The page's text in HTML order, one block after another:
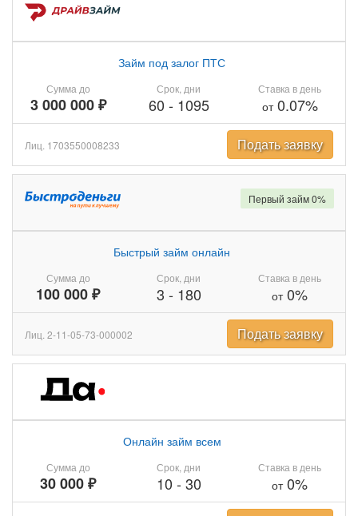
Сумма до
3 000 000 ₽
Займ под залог ПТС
Срок, дни
60 - 1095
Ставка в день
от0.07%
Лиц. 1703550008233 Подать заявку
Сумма до
100 000 ₽
Быстрый займ онлайн
Срок, дни
3 - 180
Ставка в день
от0%
Первый займ 0%
Лиц. 2-11-05-73-000002 Подать заявку
Сумма до
30 000 ₽
Онлайн займ всем
Срок, дни
10 - 30
Ставка в день
от0%